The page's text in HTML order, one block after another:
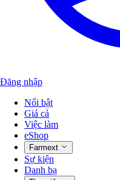
Đăng nhập
Nổi bật
Giá cả
Việc làm
eShop
Farmext
Sự kiện
Danh bạ